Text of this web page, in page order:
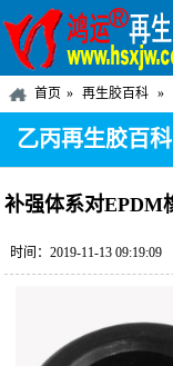
首页 再生胶百科
乙丙再生胶百科
补强体系对EPDM
时间：2019-11-13 09:19:09